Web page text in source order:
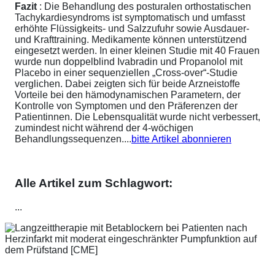
Fazit : Die Behandlung des posturalen orthostatischen
Tachykardiesyndroms ist symptomatisch und umfasst
erhöhte Flüssigkeits- und Salzzufuhr sowie Ausdauer-
und Krafttraining. Medikamente können unterstützend
eingesetzt werden. In einer kleinen Studie mit 40 Frauen
wurde nun doppelblind Ivabradin und Propanolol mit
Placebo in einer sequenziellen „Cross-over“-Studie
verglichen. Dabei zeigten sich für beide Arzneistoffe
Vorteile bei den hämodynamischen Parametern, der
Kontrolle von Symptomen und den Präferenzen der
Patientinnen. Die Lebensqualität wurde nicht verbessert,
zumindest nicht während der 4-wöchigen
Behandlungssequenzen....bitte Artikel abonnieren
Alle Artikel zum Schlagwort:
...